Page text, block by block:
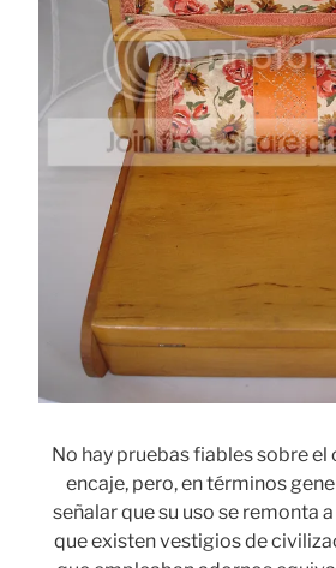
No hay pruebas fiables sobre
encaje, pero, en términos
señalar que su uso se remonta
que existen vestigios de